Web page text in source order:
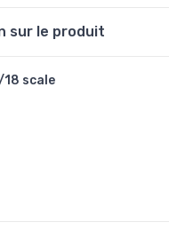
sur le produit
scale